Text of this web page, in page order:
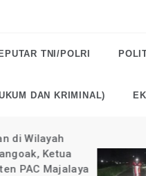
TNI/POLRI
DAN KRIMINAL)
Wilayah
Ketua
Majalaya